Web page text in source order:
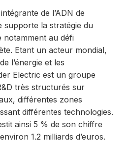
de l’ADN de
supporte la stratégie du
au défi
Etant un acteur mondial,
l’énergie et les
Electric est un groupe
très structurés sur
différentes zones
différentes technologies.
ainsi 5 % de son chiffre
1.2 milliards d’euros.